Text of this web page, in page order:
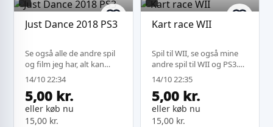
Just Dance 2018 PS3
Se også alle de andre spil
og film jeg har, alt kan
sendes under samme
fragt.
14/10 22:34
5,00 kr.
eller køb nu
15,00 kr.
Kart race WII
Spil til WII, se også mine
andre spil til WII og PS3.
Købes der mere kan jeg
sende på samme fragt.
14/10 22:35
5,00 kr.
eller køb nu
15,00 kr.